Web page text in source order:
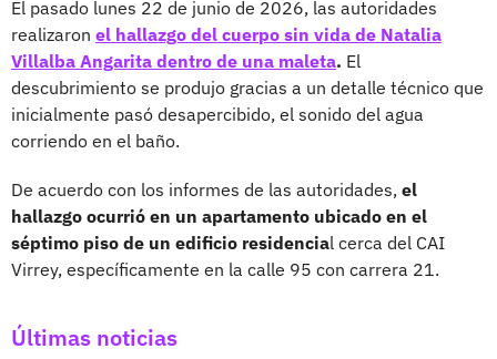
El pasado lunes 22 de junio de 2026, las autoridades
realizaron el hallazgo del cuerpo sin vida de Natalia
Villalba Angarita dentro de una maleta. El
descubrimiento se produjo gracias a un detalle técnico que
inicialmente pasó desapercibido, el sonido del agua
corriendo en el baño.
De acuerdo con los informes de las autoridades, el
hallazgo ocurrió en un apartamento ubicado en el
séptimo piso de un edificio residencial cerca del CAI
Virrey, específicamente en la calle 95 con carrera 21.
Últimas noticias